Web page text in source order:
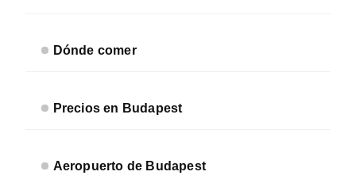
Dónde comer
Precios en Budapest
Aeropuerto de Budapest